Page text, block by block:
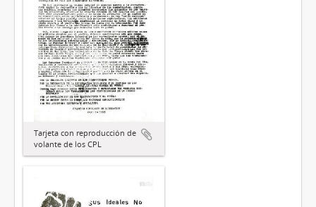
Tarjeta con reproducción de
volante de los CPL